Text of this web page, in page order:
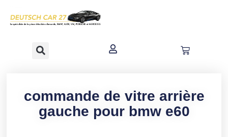
principal
commande de vitre arrière
gauche pour bmw e60